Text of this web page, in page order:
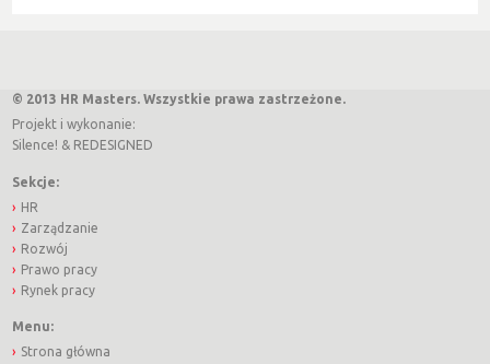
© 2013 HR Masters. Wszystkie prawa zastrzeżone.
Projekt i wykonanie:
Silence! & REDESIGNED
Sekcje:
HR
Zarządzanie
Rozwój
Prawo pracy
Rynek pracy
Menu:
Strona główna